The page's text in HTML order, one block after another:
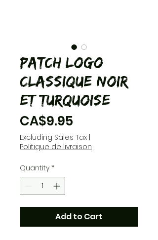
Patch Logo
Classique Noir
et Turquoise
CA$9.95
Excluding Sales Tax
Politique de livraison
Quantity *
Add to Cart